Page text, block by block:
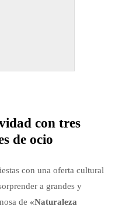
con tres
de ocio
con una oferta cultural
a grandes y
de «Naturaleza